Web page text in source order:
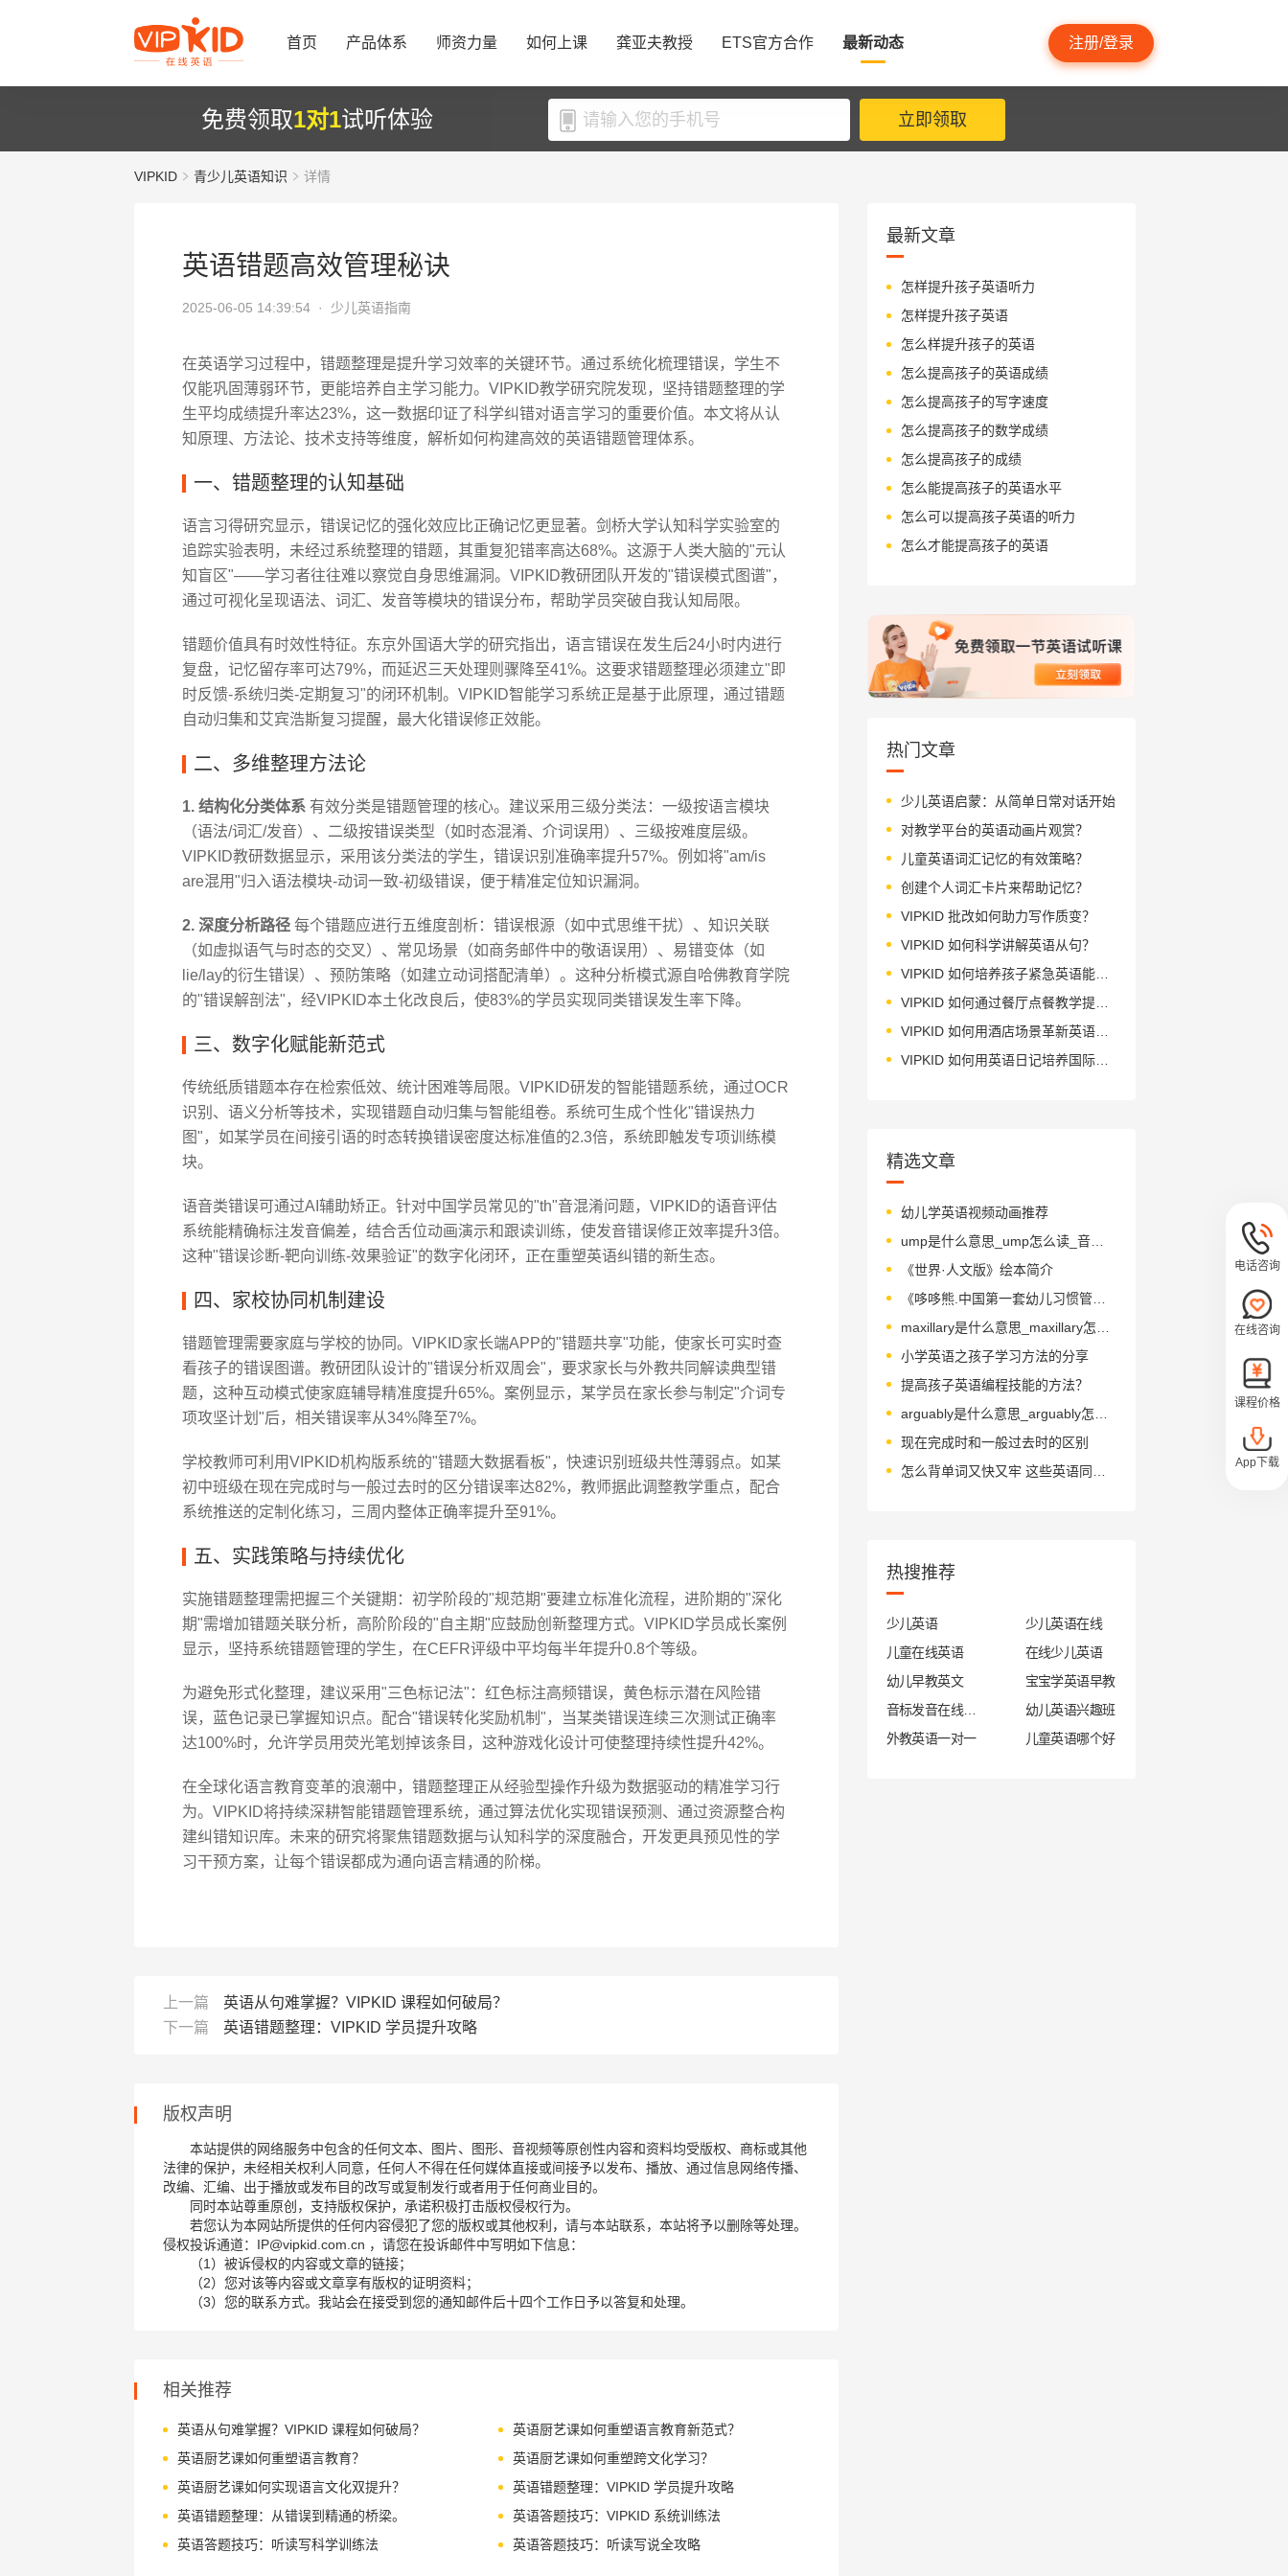
首页 产品体系 师资力量 如何上课 龚亚夫教授 ETS官方合作 最新动态 注册/登录
免费领取1对1试听体验 立即领取
VIPKID 青少儿英语知识 详情
英语错题高效管理秘诀
2025-06-05 14:39:54 · 少儿英语指南
在英语学习过程中，错题整理是提升学习效率的关键环节。通过系统化梳理错误，学生不
仅能巩固薄弱环节，更能培养自主学习能力。VIPKID教学研究院发现，坚持错题整理的学
生平均成绩提升率达23%，这一数据印证了科学纠错对语言学习的重要价值。本文将从认
知原理、方法论、技术支持等维度，解析如何构建高效的英语错题管理体系。
一、错题整理的认知基础
语言习得研究显示，错误记忆的强化效应比正确记忆更显著。剑桥大学认知科学实验室的
追踪实验表明，未经过系统整理的错题，其重复犯错率高达68%。这源于人类大脑的"元认
知盲区"——学习者往往难以察觉自身思维漏洞。VIPKID教研团队开发的"错误模式图谱"，
通过可视化呈现语法、词汇、发音等模块的错误分布，帮助学员突破自我认知局限。
错题价值具有时效性特征。东京外国语大学的研究指出，语言错误在发生后24小时内进行
复盘，记忆留存率可达79%，而延迟三天处理则骤降至41%。这要求错题整理必须建立"即
时反馈-系统归类-定期复习"的闭环机制。VIPKID智能学习系统正是基于此原理，通过错题
自动归集和艾宾浩斯复习提醒，最大化错误修正效能。
二、多维整理方法论
1. 结构化分类体系有效分类是错题管理的核心。建议采用三级分类法：一级按语言模块
（语法/词汇/发音）、二级按错误类型（如时态混淆、介词误用）、三级按难度层级。
VIPKID教研数据显示，采用该分类法的学生，错误识别准确率提升57%。例如将"am/is
are混用"归入语法模块-动词一致-初级错误，便于精准定位知识漏洞。
2. 深度分析路径每个错题应进行五维度剖析：错误根源（如中式思维干扰）、知识关联
（如虚拟语气与时态的交叉）、常见场景（如商务邮件中的敬语误用）、易错变体（如
lie/lay的衍生错误）、预防策略（如建立动词搭配清单）。这种分析模式源自哈佛教育学院
的"错误解剖法"，经VIPKID本土化改良后，使83%的学员实现同类错误发生率下降。
三、数字化赋能新范式
传统纸质错题本存在检索低效、统计困难等局限。VIPKID研发的智能错题系统，通过OCR
识别、语义分析等技术，实现错题自动归集与智能组卷。系统可生成个性化"错误热力
图"，如某学员在间接引语的时态转换错误密度达标准值的2.3倍，系统即触发专项训练模
块。
语音类错误可通过AI辅助矫正。针对中国学员常见的"th"音混淆问题，VIPKID的语音评估
系统能精确标注发音偏差，结合舌位动画演示和跟读训练，使发音错误修正效率提升3倍。
这种"错误诊断-靶向训练-效果验证"的数字化闭环，正在重塑英语纠错的新生态。
四、家校协同机制建设
错题管理需要家庭与学校的协同。VIPKID家长端APP的"错题共享"功能，使家长可实时查
看孩子的错误图谱。教研团队设计的"错误分析双周会"，要求家长与外教共同解读典型错
题，这种互动模式使家庭辅导精准度提升65%。案例显示，某学员在家长参与制定"介词专
项攻坚计划"后，相关错误率从34%降至7%。
学校教师可利用VIPKID机构版系统的"错题大数据看板"，快速识别班级共性薄弱点。如某
初中班级在现在完成时与一般过去时的区分错误率达82%，教师据此调整教学重点，配合
系统推送的定制化练习，三周内整体正确率提升至91%。
五、实践策略与持续优化
实施错题整理需把握三个关键期：初学阶段的"规范期"要建立标准化流程，进阶期的"深化
期"需增加错题关联分析，高阶阶段的"自主期"应鼓励创新整理方式。VIPKID学员成长案例
显示，坚持系统错题管理的学生，在CEFR评级中平均每半年提升0.8个等级。
为避免形式化整理，建议采用"三色标记法"：红色标注高频错误，黄色标示潜在风险错
误，蓝色记录已掌握知识点。配合"错误转化奖励机制"，当某类错误连续三次测试正确率
达100%时，允许学员用荧光笔划掉该条目，这种游戏化设计可使整理持续性提升42%。
在全球化语言教育变革的浪潮中，错题整理正从经验型操作升级为数据驱动的精准学习行
为。VIPKID将持续深耕智能错题管理系统，通过算法优化实现错误预测、通过资源整合构
建纠错知识库。未来的研究将聚焦错题数据与认知科学的深度融合，开发更具预见性的学
习干预方案，让每个错误都成为通向语言精通的阶梯。
上一篇
英语从句难掌握？VIPKID 课程如何破局？
下一篇
英语错题整理：VIPKID 学员提升攻略
版权声明
本站提供的网络服务中包含的任何文本、图片、图形、音视频等原创性内容和资料均受版权、商标或其他
法律的保护，未经相关权利人同意，任何人不得在任何媒体直接或间接予以发布、播放、通过信息网络传播、
改编、汇编、出于播放或发布目的改写或复制发行或者用于任何商业目的。
同时本站尊重原创，支持版权保护，承诺积极打击版权侵权行为。
若您认为本网站所提供的任何内容侵犯了您的版权或其他权利，请与本站联系，本站将予以删除等处理。
侵权投诉通道：IP@vipkid.com.cn ，请您在投诉邮件中写明如下信息：
（1）被诉侵权的内容或文章的链接；
（2）您对该等内容或文章享有版权的证明资料；
（3）您的联系方式。我站会在接受到您的通知邮件后十四个工作日予以答复和处理。
相关推荐
英语从句难掌握？VIPKID 课程如何破局？
英语厨艺课如何重塑语言教育新范式？
英语厨艺课如何重塑语言教育？
英语厨艺课如何重塑跨文化学习？
英语厨艺课如何实现语言文化双提升？
英语错题整理：VIPKID 学员提升攻略
英语错题整理：从错误到精通的桥梁。
英语答题技巧：VIPKID 系统训练法
英语答题技巧：听读写科学训练法
英语答题技巧：听读写说全攻略
最新文章
怎样提升孩子英语听力
怎样提升孩子英语
怎么样提升孩子的英语
怎么提高孩子的英语成绩
怎么提高孩子的写字速度
怎么提高孩子的数学成绩
怎么提高孩子的成绩
怎么能提高孩子的英语水平
怎么可以提高孩子英语的听力
怎么才能提高孩子的英语
热门文章
少儿英语启蒙：从简单日常对话开始
对教学平台的英语动画片观赏？
儿童英语词汇记忆的有效策略？
创建个人词汇卡片来帮助记忆？
VIPKID 批改如何助力写作质变？
VIPKID 如何科学讲解英语从句？
VIPKID 如何培养孩子紧急英语能力？
VIPKID 如何通过餐厅点餐教学提升少儿英语应用能力？
VIPKID 如何用酒店场景革新英语教学？
VIPKID 如何用英语日记培养国际化人才？
精选文章
幼儿学英语视频动画推荐
ump是什么意思_ump怎么读_音标ʌmp
《世界·人文版》绘本简介
《哆哆熊.中国第一套幼儿习惯管理书.叽里咕噜》绘本简介
小学英语之孩子学习方法的分享
提高孩子英语编程技能的方法？
现在完成时和一般过去时的区别
热搜推荐
少儿英语
少儿英语在线
儿童在线英语
在线少儿英语
幼儿早教英文
宝宝学英语早教
幼儿英语兴趣班
外教英语一对一
儿童英语哪个好
电话咨询
在线咨询
课程价格
App下载